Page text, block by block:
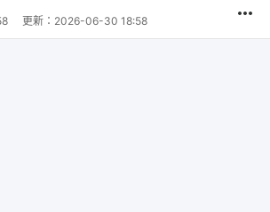
更新： 2026-06-30 18:58